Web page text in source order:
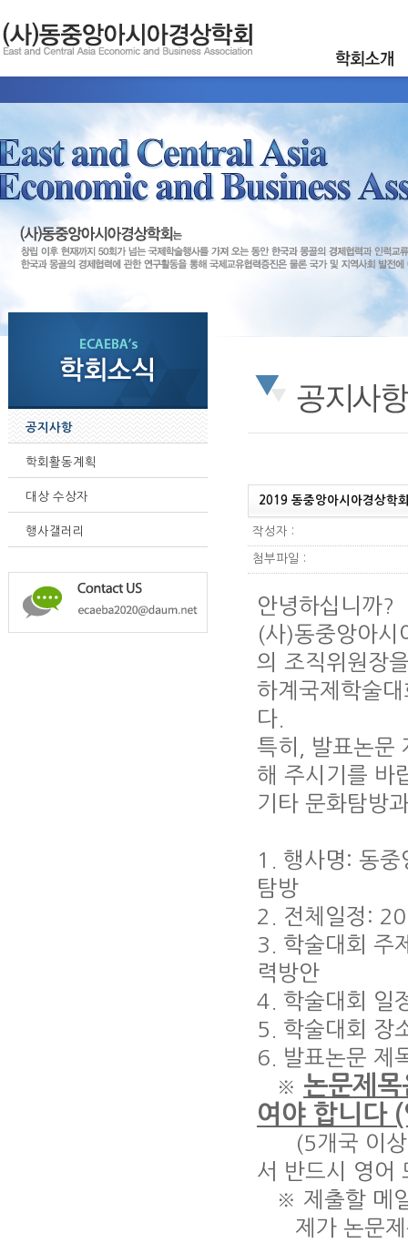
공지사항
학회활동계획
대상 수상자
행사갤러리
2019 동중앙아시아경상학
작성자 :
첨부파일 :
안녕하십니까?
(사)동중앙아
의 조직위원장
하계국제학술
다.
특히, 발표논문
해 주시기를 바
기타 문화탐방
1. 행사명: 동
탐방
2. 전체일정:
3. 학술대회 주
력방안
4. 학술대회 일
5. 학술대회 장
6. 발표논문 제
※ 논문제
여야 합니다
(5개국 이상
서 반드시 영어
※ 제출할 메
제가 논문제